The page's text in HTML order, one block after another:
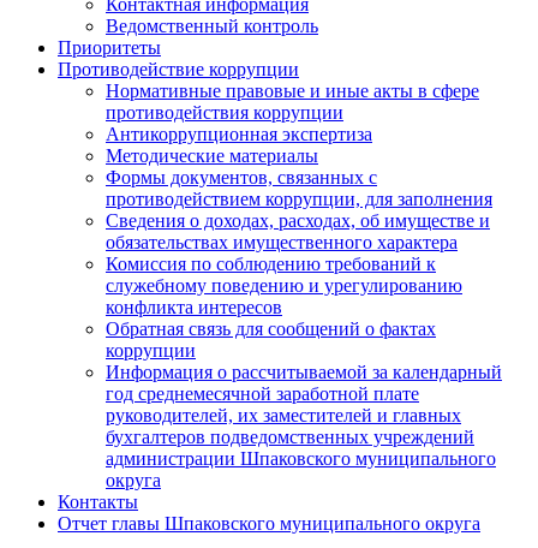
Ведомственный контроль
Приоритеты
Противодействие коррупции
Нормативные правовые и иные акты в сфере
противодействия коррупции
Антикоррупционная экспертиза
Методические материалы
Формы документов, связанных с
противодействием коррупции, для заполнения
Сведения о доходах, расходах, об имуществе и
обязательствах имущественного характера
Комиссия по соблюдению требований к
служебному поведению и урегулированию
конфликта интересов
Обратная связь для сообщений о фактах
коррупции
Информация о рассчитываемой за календарный
год среднемесячной заработной плате
руководителей, их заместителей и главных
бухгалтеров подведомственных учреждений
администрации Шпаковского муниципального
округа
Контакты
Отчет главы Шпаковского муниципального округа